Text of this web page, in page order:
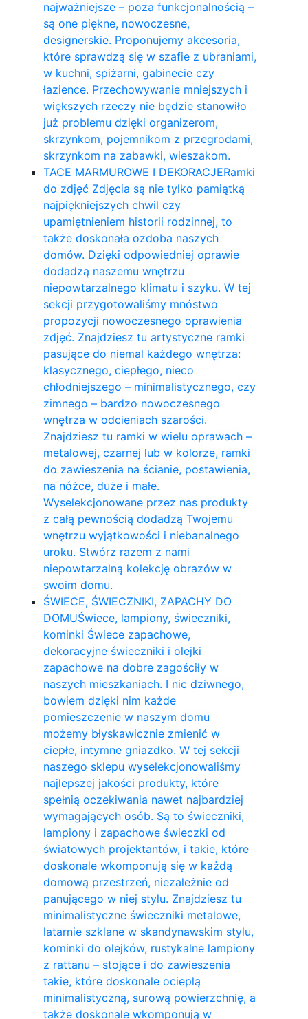
najważniejsze – poza funkcjonalnością –
są one piękne, nowoczesne,
designerskie. Proponujemy akcesoria,
które sprawdzą się w szafie z ubraniami,
w kuchni, spiżarni, gabinecie czy
łazience. Przechowywanie mniejszych i
większych rzeczy nie będzie stanowiło
już problemu dzięki organizerom,
skrzynkom, pojemnikom z przegrodami,
skrzynkom na zabawki, wieszakom.
TACE MARMUROWE I DEKORACJERamki
do zdjęć Zdjęcia są nie tylko pamiątką
najpiękniejszych chwil czy
upamiętnieniem historii rodzinnej, to
także doskonała ozdoba naszych
domów. Dzięki odpowiedniej oprawie
dodadzą naszemu wnętrzu
niepowtarzalnego klimatu i szyku. W tej
sekcji przygotowaliśmy mnóstwo
propozycji nowoczesnego oprawienia
zdjęć. Znajdziesz tu artystyczne ramki
pasujące do niemal każdego wnętrza:
klasycznego, ciepłego, nieco
chłodniejszego – minimalistycznego, czy
zimnego – bardzo nowoczesnego
wnętrza w odcieniach szarości.
Znajdziesz tu ramki w wielu oprawach –
metalowej, czarnej lub w kolorze, ramki
do zawieszenia na ścianie, postawienia,
na nóżce, duże i małe.
Wyselekcjonowane przez nas produkty
z całą pewnością dodadzą Twojemu
wnętrzu wyjątkowości i niebanalnego
uroku. Stwórz razem z nami
niepowtarzalną kolekcję obrazów w
swoim domu.
ŚWIECE, ŚWIECZNIKI, ZAPACHY DO
DOMUŚwiece, lampiony, świeczniki,
kominki Świece zapachowe,
dekoracyjne świeczniki i olejki
zapachowe na dobre zagościły w
naszych mieszkaniach. I nic dziwnego,
bowiem dzięki nim każde
pomieszczenie w naszym domu
możemy błyskawicznie zmienić w
ciepłe, intymne gniazdko. W tej sekcji
naszego sklepu wyselekcjonowaliśmy
najlepszej jakości produkty, które
spełnią oczekiwania nawet najbardziej
wymagających osób. Są to świeczniki,
lampiony i zapachowe świeczki od
światowych projektantów, i takie, które
doskonale wkomponują się w każdą
domową przestrzeń, niezależnie od
panującego w niej stylu. Znajdziesz tu
minimalistyczne świeczniki metalowe,
latarnie szklane w skandynawskim stylu,
kominki do olejków, rustykalne lampiony
z rattanu – stojące i do zawieszenia
takie, które doskonale ocieplą
minimalistyczną, surową powierzchnię, a
także doskonale wkomponują w